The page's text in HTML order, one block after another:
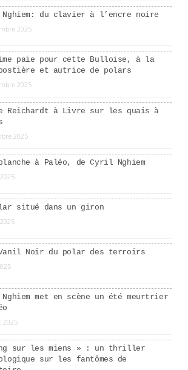
du clavier à l’encre noire
2025
paie pour cette Bulloise, à la
et autrice de polars
2025
Reichardt à Livre sur les quais à
2025
à Paléo, de Cyril Nghiem
situé dans un giron
Noir du polar des terroirs
met en scène un été meurtrier
2025
sur les miens » : un thriller
sur les fantômes de